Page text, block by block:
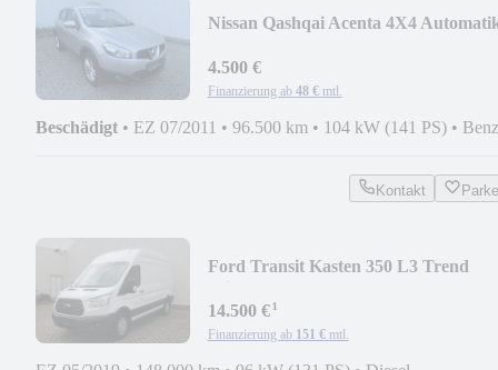
Nissan Qashqai Acenta 4X4
4.500 €
Finanzierung ab 48 € mtl.
Beschädigt • EZ 07/2011 • 96.500 km • 104 kW (141 PS) •
Kontakt
Ford Transit Kasten 350 L3 Trend
14.500 €¹
Finanzierung ab 151 € mtl.